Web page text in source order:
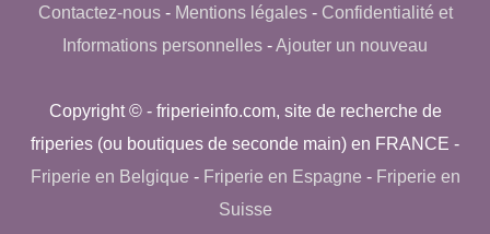
Contactez-nous- Mentions légales- Confidentialité et
Informations personnelles -Ajouter un nouveau
Copyright © - friperieinfo.com, site de recherche de
friperies (ou boutiques de seconde main) en FRANCE -
Friperie en Belgique - Friperie en Espagne - Friperie en
Suisse